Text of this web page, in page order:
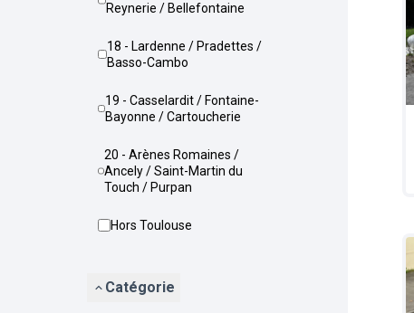
Reynerie / Bellefontaine
18 - Lardenne / Pradettes /
Basso-Cambo
19 - Casselardit / Fontaine-
Bayonne / Cartoucherie
20 - Arènes Romaines /
Ancely / Saint-Martin du
Touch / Purpan
Hors Toulouse
Catégorie